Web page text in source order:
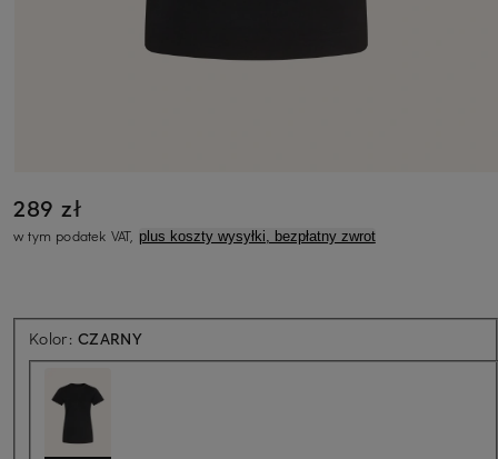
289 zł
w tym podatek VAT, plus koszty wysyłki, bezpłatny zwrot
Kolor:CZARNY